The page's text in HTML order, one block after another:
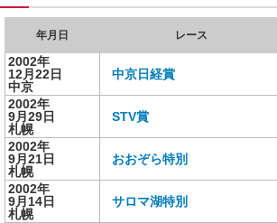
年月日 レース
2002年
12月22日
中京
中京日経賞
2002年
9月29日
札幌
STV賞
2002年
9月21日
札幌
おおぞら特別
2002年
9月14日
札幌
サロマ湖特別